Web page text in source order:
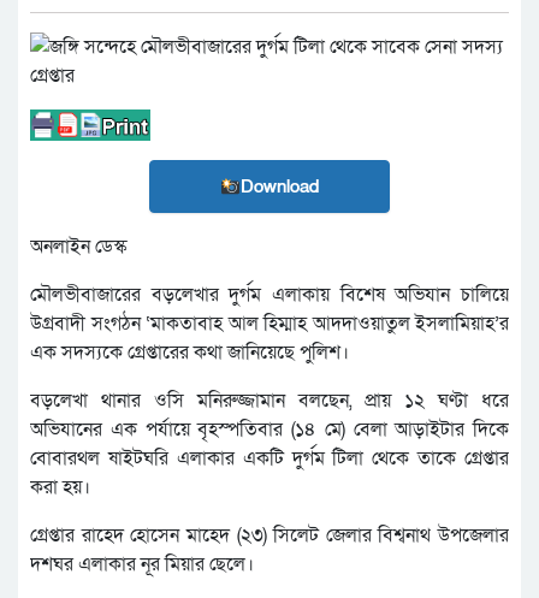
Download
অনলাইন ডেস্ক
মৌলভীবাজারের বড়লেখার দুর্গম এলাকায় বিশেষ অভিযান চালিয়ে
উগ্রবাদী সংগঠন ‘মাকতাবাহ আল হিম্মাহ আদদাওয়াতুল ইসলামিয়াহ’র
এক সদস্যকে গ্রেপ্তারের কথা জানিয়েছে পুলিশ।
বড়লেখা থানার ওসি মনিরুজ্জামান বলছেন, প্রায় ১২ ঘণ্টা ধরে
অভিযানের এক পর্যায়ে বৃহস্পতিবার (১৪ মে) বেলা আড়াইটার দিকে
বোবারথল ষাইটঘরি এলাকার একটি দুর্গম টিলা থেকে তাকে গ্রেপ্তার
করা হয়।
গ্রেপ্তার রাহেদ হোসেন মাহেদ (২৩) সিলেট জেলার বিশ্বনাথ উপজেলার
দশঘর এলাকার নূর মিয়ার ছেলে।